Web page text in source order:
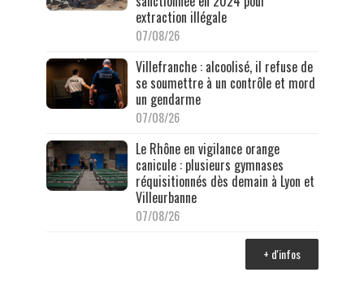
extraction illégale
07/08/26
Villefranche : alcoolisé, il refuse de
se soumettre à un contrôle et mord
un gendarme
07/08/26
Le Rhône en vigilance orange
canicule : plusieurs gymnases
réquisitionnés dès demain à Lyon et
Villeurbanne
07/08/26
+ d'infos